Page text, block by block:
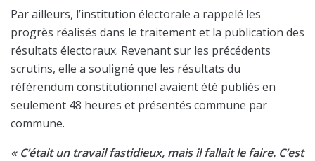
Par ailleurs, l’institution électorale a rappelé les
progrès réalisés dans le traitement et la publication des
résultats électoraux. Revenant sur les précédents
scrutins, elle a souligné que les résultats du
référendum constitutionnel avaient été publiés en
seulement 48 heures et présentés commune par
commune.
« C’était un travail fastidieux, mais il fallait le faire. C’est